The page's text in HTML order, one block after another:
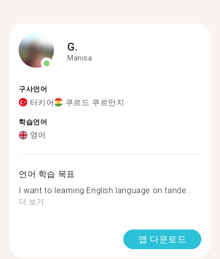
G.
Manisa
구사언어
터키어 쿠르드 쿠르만지
학습언어
영어
언어 학습 목표
I want to learning English language on tande...
더 보기
앱 다운로드